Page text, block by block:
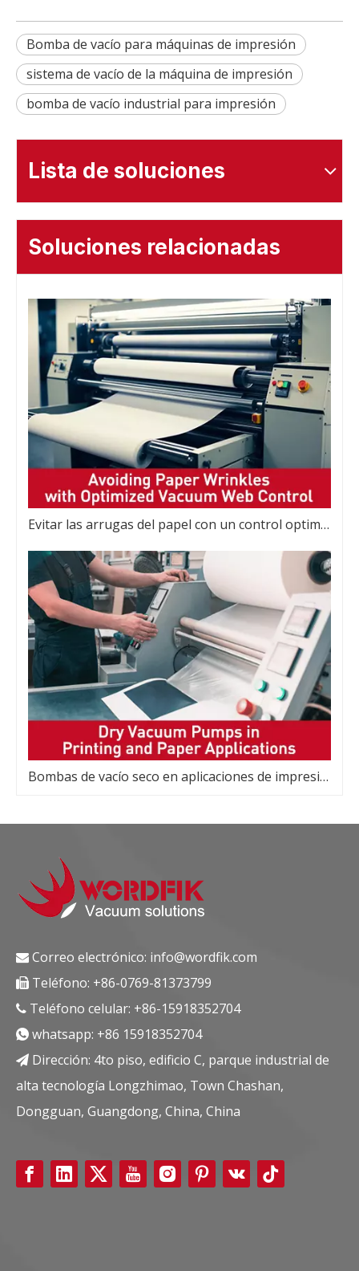
Bomba de vacío para máquinas de impresión
sistema de vacío de la máquina de impresión
bomba de vacío industrial para impresión
Lista de soluciones
Soluciones relacionadas
Evitar las arrugas del papel con un control optimizado de la banda de vacío
Bombas de vacío seco en aplicaciones de impresión y papel
 Correo electrónico: info@wordfik.com
 Teléfono: +86-0769-81373799
 Teléfono celular: +86-15918352704
 whatsapp: +86 15918352704
 Dirección: 4to piso, edificio C, parque industrial de
alta tecnología Longzhimao, Town Chashan,
Dongguan, Guangdong, China, China